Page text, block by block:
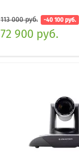
113 000 руб. -40 100 руб.
72 900 руб.